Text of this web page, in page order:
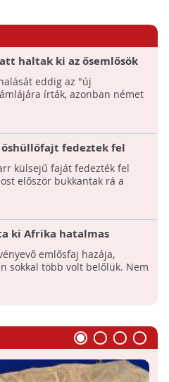
haltak ki az ősemlősök
eddig az "új
írták, azonban német
őshüllőfajt fedeztek fel
külsejű faját fedezték fel
először bukkantak rá a
ki Afrika hatalmas
emlősfaj hazája,
sokkal több volt belőlük. Nem